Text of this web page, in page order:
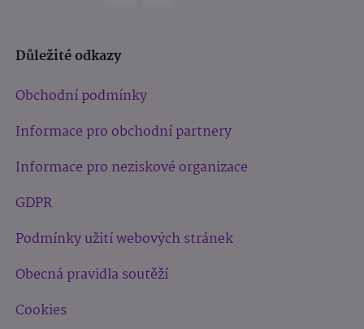
Důležité odkazy
Obchodní podmínky
Informace pro obchodní partnery
Informace pro neziskové organizace
GDPR
Podmínky užití webových stránek
Obecná pravidla soutěží
Cookies